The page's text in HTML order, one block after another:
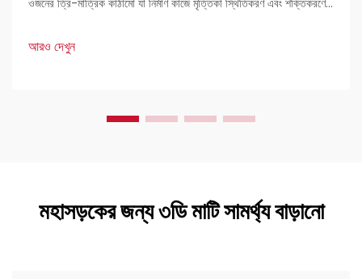
ওজনের ত্রি-মাত্রিক কাঠামো যা নির্মাণ কাজে মৃত্তিকা স্থিতিকরণ এবং শক্তিকরণের
আরও দেখুন
মহাসড়কের জন্য ৩ডি মাটি সামর্থ্য বাড়ানো